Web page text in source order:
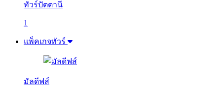
ทัวร์ปัตตานี
1
แพ็คเกจทัวร์
มัลดีฟส์